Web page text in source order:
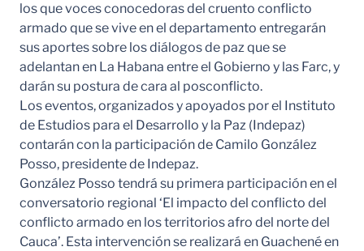
los que voces conocedoras del cruento conflicto
armado que se vive en el departamento entregarán
sus aportes sobre los diálogos de paz que se
adelantan en La Habana entre el Gobierno y las Farc, y
darán su postura de cara al posconflicto.
Los eventos, organizados y apoyados por el Instituto
de Estudios para el Desarrollo y la Paz (Indepaz)
contarán con la participación de Camilo González
Posso, presidente de Indepaz.
González Posso tendrá su primera participación en el
conversatorio regional ‘El impacto del conflicto del
conflicto armado en los territorios afro del norte del
Cauca’. Esta intervención se realizará en Guachené en